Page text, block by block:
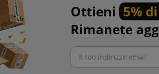
Ottieni 5%
Rimanete